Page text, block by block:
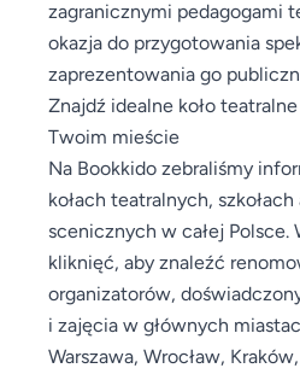
zagranicznymi pedagogami
okazja do przygotowania
zaprezentowania go
Znajdź idealne koło
Twoim mieście
Na Bookkido zebraliśmy
kołach teatralnych,
scenicznych w całej Polsce.
kliknięć, aby znaleźć
organizatorów,
i zajęcia w głównych
Warszawa, Wrocław,